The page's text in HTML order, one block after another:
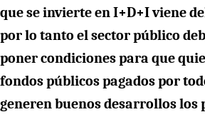
que se invierte en I+D+I viene
por lo tanto el sector público
poner condiciones para que
fondos públicos pagados por
generen buenos desarrollos los